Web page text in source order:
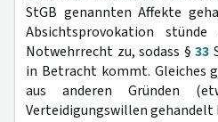
StGB genannten Affekte
Absichtsprovokation
Notwehrrecht zu, sodass § 33
in Betracht kommt. Gleiches
aus anderen Gründen
Verteidigungswillen gehandelt